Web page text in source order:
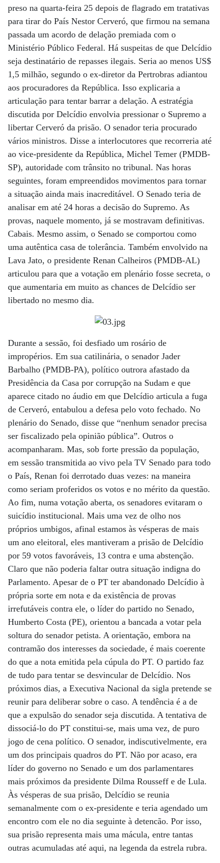
preso na quarta-feira 25 depois de flagrado em tratativas
para tirar do País Nestor Cerveró, que firmou na semana
passada um acordo de delação premiada com o
Ministério Público Federal. Há suspeitas de que Delcídio
seja destinatário de repasses ilegais. Seria ao menos US$
1,5 milhão, segundo o ex-diretor da Pertrobras adiantou
aos procuradores da República. Isso explicaria a
articulação para tentar barrar a delação. A estratégia
discutida por Delcídio envolvia pressionar o Supremo a
libertar Cerveró da prisão. O senador teria procurado
vários ministros. Disse a interlocutores que recorreria até
ao vice-presidente da República, Michel Temer (PMDB-
SP), autoridade com trânsito no tribunal. Nas horas
seguintes, foram empreendidos movimentos para tornar
a situação ainda mais inacreditável. O Senado teria de
analisar em até 24 horas a decisão do Supremo. As
provas, naquele momento, já se mostravam definitivas.
Cabais. Mesmo assim, o Senado se comportou como
uma autêntica casa de tolerância. Também envolvido na
Lava Jato, o presidente Renan Calheiros (PMDB-AL)
articulou para que a votação em plenário fosse secreta, o
que aumentaria em muito as chances de Delcídio ser
libertado no mesmo dia.
Durante a sessão, foi desfiado um rosário de
impropérios. Em sua catilinária, o senador Jader
Barbalho (PMDB-PA), político outrora afastado da
Presidência da Casa por corrupção na Sudam e que
aparece citado no áudio em que Delcídio articula a fuga
de Cerveró, entabulou a defesa pelo voto fechado. No
plenário do Senado, disse que “nenhum senador precisa
ser fiscalizado pela opinião pública”. Outros o
acompanharam. Mas, sob forte pressão da população,
em sessão transmitida ao vivo pela TV Senado para todo
o País, Renan foi derrotado duas vezes: na maneira
como seriam proferidos os votos e no mérito da questão.
Ao fim, numa votação aberta, os senadores evitaram o
suicídio institucional. Mais uma vez de olho nos
próprios umbigos, afinal estamos às vésperas de mais
um ano eleitoral, eles mantiveram a prisão de Delcídio
por 59 votos favoráveis, 13 contra e uma abstenção.
Claro que não poderia faltar outra situação indigna do
Parlamento. Apesar de o PT ter abandonado Delcídio à
própria sorte em nota e da existência de provas
irrefutáveis contra ele, o líder do partido no Senado,
Humberto Costa (PE), orientou a bancada a votar pela
soltura do senador petista. A orientação, embora na
contramão dos interesses da sociedade, é mais coerente
do que a nota emitida pela cúpula do PT. O partido faz
de tudo para tentar se desvincular de Delcídio. Nos
próximos dias, a Executiva Nacional da sigla pretende se
reunir para deliberar sobre o caso. A tendência é a de
que a expulsão do senador seja discutida. A tentativa de
dissociá-lo do PT constitui-se, mais uma vez, de puro
jogo de cena político. O senador, indiscutivelmente, era
um dos principais quadros do PT. Não por acaso, era
líder do governo no Senado e um dos parlamentares
mais próximos da presidente Dilma Rousseff e de Lula.
Às vésperas de sua prisão, Delcídio se reunia
semanalmente com o ex-presidente e teria agendado um
encontro com ele no dia seguinte à detencão. Por isso,
sua prisão representa mais uma mácula, entre tantas
outras acumuladas até aqui, na legenda da estrela rubra.